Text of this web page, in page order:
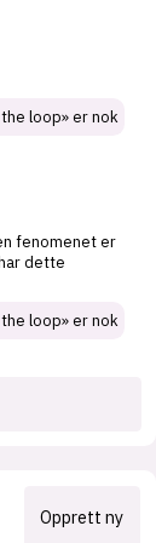
loop» er nok
fenomenet er
dette
loop» er nok
Opprett ny